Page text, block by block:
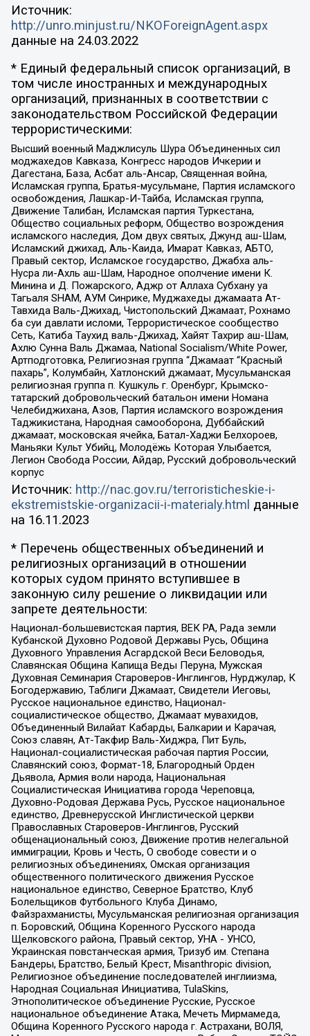
Источник:
http://unro.minjust.ru/NKOForeignAgent.aspx
данные на 24.03.2022
* Единый федеральный список организаций, в
том числе иностранных и международных
организаций, признанных в соответствии с
законодательством Российской Федерации
террористическими:
Высший военный Маджлисуль Шура Объединенных сил
моджахедов Кавказа, Конгресс народов Ичкерии и
Дагестана, База, Асбат аль-Ансар, Священная война,
Исламская группа, Братья-мусульмане, Партия исламского
освобождения, Лашкар-И-Тайба, Исламская группа,
Движение Талибан, Исламская партия Туркестана,
Общество социальных реформ, Общество возрождения
исламского наследия, Дом двух святых, Джунд аш-Шам,
Исламский джихад, Аль-Каида, Имарат Кавказ, АБТО,
Правый сектор, Исламское государство, Джабха аль-
Нусра ли-Ахль аш-Шам, Народное ополчение имени К.
Минина и Д. Пожарского, Аджр от Аллаха Субхану уа
Тагьаля SHAM, АУМ Синрике, Муджахеды джамаата Ат-
Тавхида Валь-Джихад, Чистопольский Джамаат, Рохнамо
ба суи давлати исломи, Террористическое сообщество
Сеть, Катиба Таухид валь-Джихад, Хайят Тахрир аш-Шам,
Ахлю Сунна Валь Джамаа, National Socialism/White Power,
Артподготовка, Религиозная группа “Джамаат “Красный
пахарь”, Колумбайн, Хатлонский джамаат, Мусульманская
религиозная группа п. Кушкуль г. Оренбург, Крымско-
татарский добровольческий батальон имени Номана
Челебиджихана, Азов, Партия исламского возрождения
Таджикистана, Народная самооборона, Дуббайский
джамаат, московская ячейка, Батал-Хаджи Белхороев,
Маньяки Культ Убийц, Молодёжь Которая Улыбается,
Легион Свобода России, Айдар, Русский добровольческий
корпус
Источник: http://nac.gov.ru/terroristicheskie-i-
ekstremistskie-organizacii-i-materialy.html данные
на 16.11.2023
* Перечень общественных объединений и
религиозных организаций в отношении
которых судом принято вступившее в
законную силу решение о ликвидации или
запрете деятельности:
Национал-большевистская партия, ВЕК РА, Рада земли
Кубанской Духовно Родовой Державы Русь, Община
Духовного Управления Асгардской Веси Беловодья,
Славянская Община Капища Веды Перуна, Мужская
Духовная Семинария Староверов-Инглингов, Нурджулар, К
Богодержавию, Таблиги Джамаат, Свидетели Иеговы,
Русское национальное единство, Национал-
социалистическое общество, Джамаат мувахидов,
Объединенный Вилайат Кабарды, Балкарии и Карачая,
Союз славян, Ат-Такфир Валь-Хиджра, Пит Буль,
Национал-социалистическая рабочая партия России,
Славянский союз, Формат-18, Благородный Орден
Дьявола, Армия воли народа, Национальная
Социалистическая Инициатива города Череповца,
Духовно-Родовая Держава Русь, Русское национальное
единство, Древнерусской Инглистической церкви
Православных Староверов-Инглингов, Русский
общенациональный союз, Движение против нелегальной
иммиграции, Кровь и Честь, О свободе совести и о
религиозных объединениях, Омская организация
общественного политического движения Русское
национальное единство, Северное Братство, Клуб
Болельщиков Футбольного Клуба Динамо,
Файзрахманисты, Мусульманская религиозная организация
п. Боровский, Община Коренного Русского народа
Щелковского района, Правый сектор, УНА - УНСО,
Украинская повстанческая армия, Тризуб им. Степана
Бандеры, Братство, Белый Крест, Misanthropic division,
Религиозное объединение последователей инглиизма,
Народная Социальная Инициатива, TulaSkins,
Этнополитическое объединение Русские, Русское
национальное объединение Атака, Мечеть Мирмамеда,
Община Коренного Русского народа г. Астрахани, ВОЛЯ,